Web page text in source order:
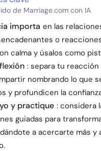
de Marriage.com con IA
importa en las
o
calma y úsalos como
: separa tu
nombrando lo que
y profundicen la
y practique : considera
guiadas para
a acercarte más